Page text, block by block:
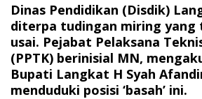
Dinas Pendidikan (Disdik)
diterpa tudingan miring yang
usai. Pejabat Pelaksana
(PPTK) berinisial MN,
Bupati Langkat H Syah
menduduki posisi ‘basah’ ini.